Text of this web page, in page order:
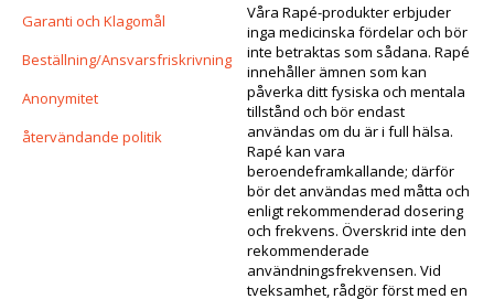
Garanti och Klagomål
Beställning/Ansvarsfriskrivning
Anonymitet
återvändande politik
Våra Rapé-produkter erbjuder
inga medicinska fördelar och bör
inte betraktas som sådana. Rapé
innehåller ämnen som kan
påverka ditt fysiska och mentala
tillstånd och bör endast
användas om du är i full hälsa.
Rapé kan vara
beroendeframkallande; därför
bör det användas med måtta och
enligt rekommenderad dosering
och frekvens. Överskrid inte den
rekommenderade
användningsfrekvensen. Vid
tveksamhet, rådgör först med en